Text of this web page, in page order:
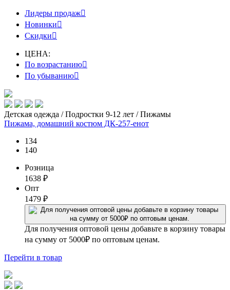
Лидеры продаж
Новинки
Скидки
ЦЕНА:
По возрастанию
По убыванию
Детская одежда / Подростки 9-12 лет / Пижамы
Пижама, домашний костюм ДК-257-енот
134
140
Розница
1638 ₽
Опт
1479 ₽
Для получения оптовой цены добавьте в корзину товары
на сумму от 5000₽ по оптовым ценам.
Перейти в товар